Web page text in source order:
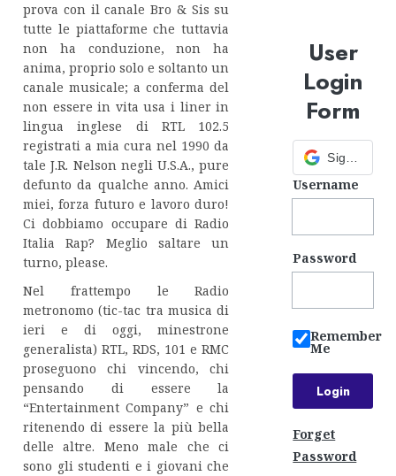
prova con il canale Bro & Sis su
tutte le piattaforme che tuttavia
non ha conduzione, non ha
anima, proprio solo e soltanto un
canale musicale; a conferma del
non essere in vita usa i liner in
lingua inglese di RTL 102.5
registrati a mia cura nel 1990 da
tale J.R. Nelson negli U.S.A., pure
defunto da qualche anno. Amici
miei, forza futuro e lavoro duro!
Ci dobbiamo occupare di Radio
Italia Rap? Meglio saltare un
turno, please.
Nel frattempo le Radio
metronomo (tic-tac tra musica di
ieri e di oggi, minestrone
generalista) RTL, RDS, 101 e RMC
proseguono chi vincendo, chi
pensando di essere la
“Entertainment Company” e chi
ritenendo di essere la più bella
delle altre. Meno male che ci
sono gli studenti e i giovani che
User
Login
Form
Sign in with Google
Username
Password
Remember
Me
Forget
Password